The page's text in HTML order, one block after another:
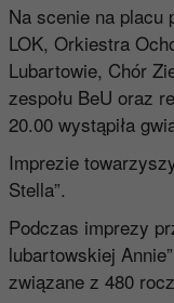
Na scenie na placu
LOK, Orkiestra
Lubartowie, Chór
zespołu BeU oraz
20.00 wystąpiła
Imprezie
Stella”.
Podczas imprezy
lubartowskiej
związane z 480